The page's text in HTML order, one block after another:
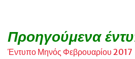
Προηγούμενα
Έντυπο Μηνός Φεβρουαρίου 2017